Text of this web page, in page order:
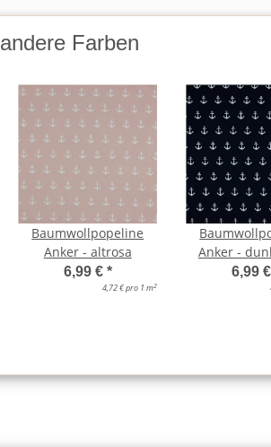
Farben
Baumwollpopeline
Anker - altrosa
6,99 € *
4,72 € pro 1 m2
Anker -
6,99 €